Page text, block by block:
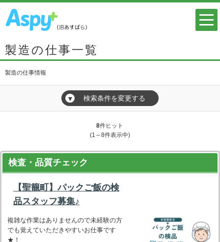
製造の仕事一覧
製造の仕事情報
▼ 検索条件を変更する
8件ヒット
(1～8件表示中)
検査・品質チェック
【聖籠町】パックご飯の検
品スタッフ募集♪
複雑な作業はありませんので未経験の方
でも覚えていただきやすいお仕事です
★！